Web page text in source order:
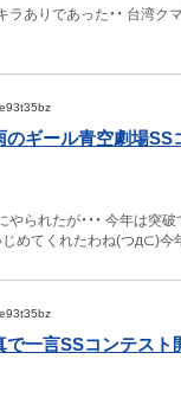
ありであった・・ 台湾ク
のギール青空劇場
られたが・・・ 今年は突
じめてくれたわね(つд⊂)今
で一言SSコンテスト